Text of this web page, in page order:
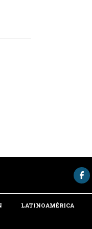
LATINOAMÉRICA